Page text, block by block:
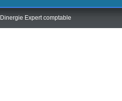
Dinergie Expert comptable